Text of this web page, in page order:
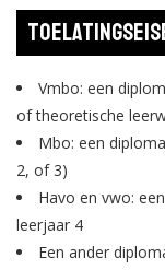
Vmbo: een
of theoretische
Mbo: een
2, of 3)
Havo en vwo:
leerjaar 4
Een ander